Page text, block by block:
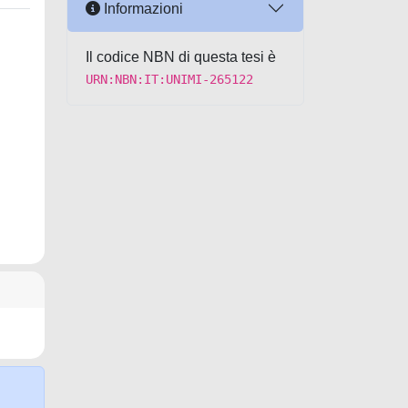
Informazioni
Il codice NBN di questa tesi è
URN:NBN:IT:UNIMI-265122